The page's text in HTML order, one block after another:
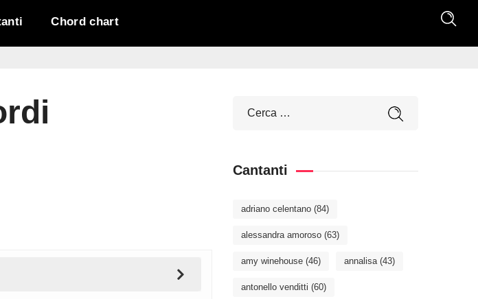
Chord chart
Cantanti
adriano celentano (84)
alessandra amoroso (63)
amy winehouse (46) annalisa(43)
antonello venditti (60)